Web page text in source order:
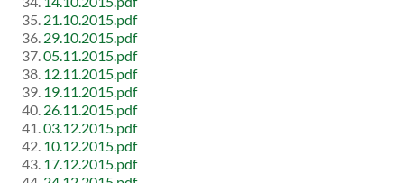
21.10.2015.pdf
29.10.2015.pdf
05.11.2015.pdf
12.11.2015.pdf
19.11.2015.pdf
26.11.2015.pdf
03.12.2015.pdf
10.12.2015.pdf
17.12.2015.pdf